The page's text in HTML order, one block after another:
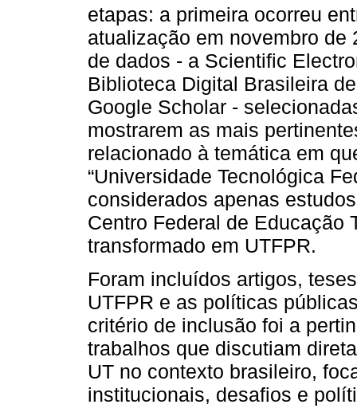
etapas: a primeira ocorreu
atualização em novembro
de dados - a Scientific
Biblioteca Digital Brasileira
Google Scholar -
mostrarem as mais
relacionado à temática em
“Universidade Tecnológica
considerados apenas
Centro Federal de Educação
transformado em UTFPR.
Foram incluídos artigos,
UTFPR e as políticas
critério de inclusão foi a
trabalhos que discutiam
UT no contexto brasileiro,
institucionais, desafios e